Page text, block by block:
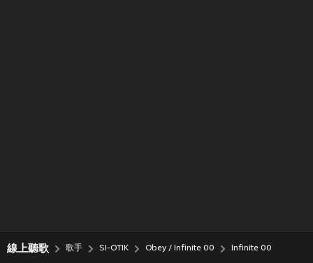
線上聽歌 歌手 SI-OTIK Obey / Infinite 00 Infinite 00